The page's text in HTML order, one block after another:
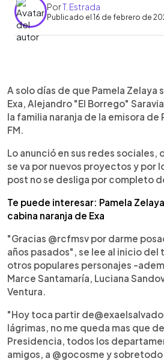
PorT. Estrada
Publicado el 16 de febrero de
► Escuchar artículo
A solo días de que Pamela
Exa, Alejandro "El Borrego"
la familia naranja de la emisora de
FM.
Lo anunció en sus redes
se va por nuevos proyectos y por
post no se desliga por completo
Te puede interesar: Pamela
cabina naranja de Exa
"Gracias @rcfmsv por darme
años pasados", se lee al inicio del
otros populares personajes -
Marce Santamaría, Luciana
Ventura.
"Hoy toca partir
lágrimas, no me queda mas que
Presidencia, todos los
amigos, a @gocosme y